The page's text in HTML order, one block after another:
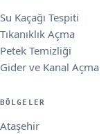
Su Kaçağı Tespiti
Tıkanıklık Açma
Petek Temizliği
Gider ve Kanal Açma
BÖLGELER
Ataşehir